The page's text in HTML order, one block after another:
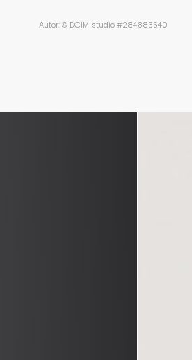
Autor: © DGIM studio #284883540